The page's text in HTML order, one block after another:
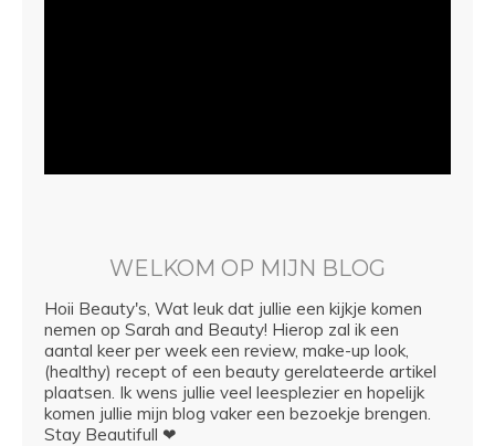
WELKOM OP MIJN BLOG
Hoii Beauty's, Wat leuk dat jullie een kijkje komen
nemen op Sarah and Beauty! Hierop zal ik een
aantal keer per week een review, make-up look,
(healthy) recept of een beauty gerelateerde artikel
plaatsen. Ik wens jullie veel leesplezier en hopelijk
komen jullie mijn blog vaker een bezoekje brengen.
Stay Beautifull ❤